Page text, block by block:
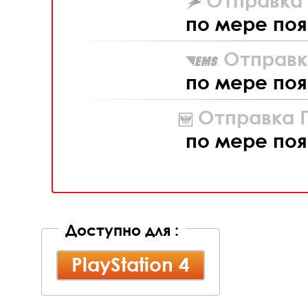
по мере
по мере
Отправка
по мере
Доступно для :
PlayStation 4